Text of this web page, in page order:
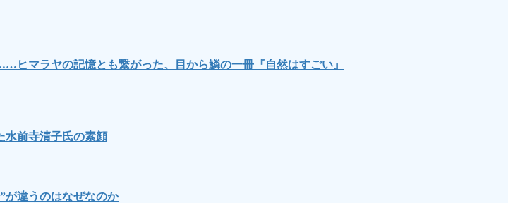
ヒマラヤの記憶とも繋がった、目から鱗の一冊『自然はすごい』
水前寺清子氏の素顔
が違うのはなぜなのか